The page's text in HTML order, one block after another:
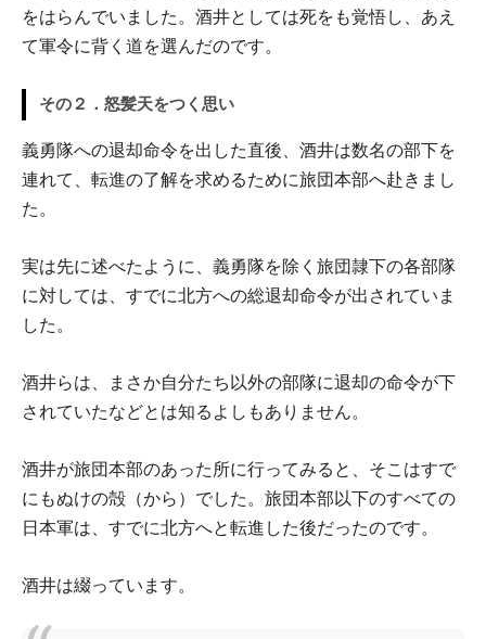
をはらんでいました。酒井としては死をも覚悟し、あえ
て軍令に背く道を選んだのです。
その２．怒髪天をつく思い
義勇隊への退却命令を出した直後、酒井は数名の部下を
連れて、転進の了解を求めるために旅団本部へ赴きまし
た。
実は先に述べたように、義勇隊を除く旅団隷下の各部隊
に対しては、すでに北方への総退却命令が出されていま
した。
酒井らは、まさか自分たち以外の部隊に退却の命令が下
されていたなどとは知るよしもありません。
酒井が旅団本部のあった所に行ってみると、そこはすで
にもぬけの殻（から）でした。旅団本部以下のすべての
日本軍は、すでに北方へと転進した後だったのです。
酒井は綴っています。